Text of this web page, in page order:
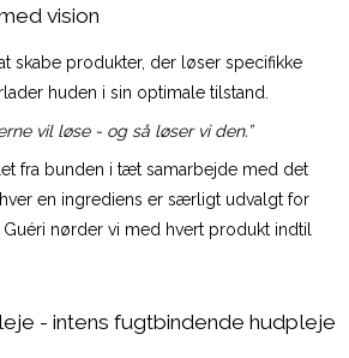
vision
skabe produkter, der løser specifikke
huden i sin optimale tilstand.
vil løse - og så løser vi den.”
fra bunden i tæt samarbejde med det
en ingrediens er særligt udvalgt for
nørder vi med hvert produkt indtil
- intens fugtbindende hudpleje